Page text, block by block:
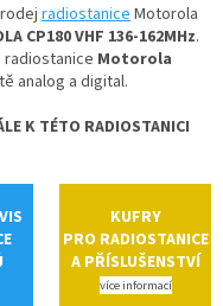
radiostanice Motorola
CP180 VHF 136-162MHz.
radiostanice Motorola
analog a digital.
K TÉTO RADIOSTANICI
KUFRY
PRO RADIOSTANICE
A PŘÍSLUŠENSTVÍ
více informací